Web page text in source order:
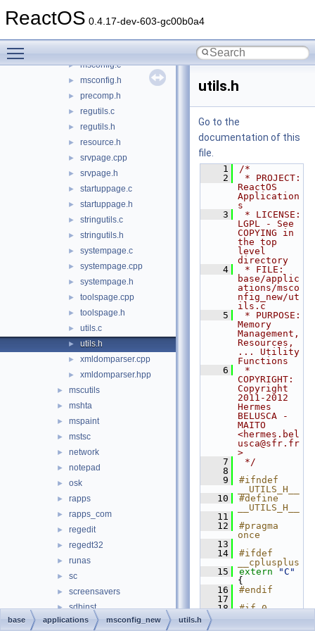
ReactOS 0.4.17-dev-603-gc00b0a4
► freeldrpage.h
► msconfig.c
► msconfig.h
► precomp.h
► regutils.c
► regutils.h
► resource.h
► srvpage.cpp
► srvpage.h
► startuppage.c
► startuppage.h
► stringutils.c
► stringutils.h
► systempage.c
► systempage.cpp
► systempage.h
► toolspage.cpp
► toolspage.h
► utils.c
► utils.h
► xmldomparser.cpp
► xmldomparser.hpp
► mscutils
► mshta
► mspaint
► mstsc
► network
► notepad
► osk
► rapps
► rapps_com
► regedit
► regedt32
► runas
► sc
► screensavers
► sdbinst
► setup16
utils.h
Go to the
documentation of this
file.
    1
/*
    2
* PROJECT:
ReactOS
Application
s
    3
* LICENSE:
LGPL - See
COPYING in
the top
level
directory
    4
* FILE:
base/applic
ations/msco
nfig_new/ut
ils.c
    5
* PURPOSE:
Memory
Management,
Resources,
... Utility
Functions
    6
*
COPYRIGHT:
Copyright
2011-2012
Hermes
BELUSCA -
MAITO
<hermes.bel
usca@sfr.fr
>
    7
*/
    8
    9
#ifndef
__UTILS_H__
   10
#define
__UTILS_H__
   11
   12
#pragma
once
   13
   14
#ifdef
__cplusplus
   15
extern
"C"
{
   16
#endif
   17
   18
#if 0
   19
   20
base applications msconfig_new utils.h